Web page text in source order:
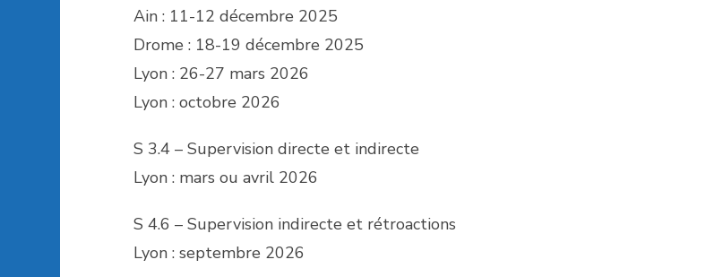
Ain : 11-12 décembre 2025
Drome : 18-19 décembre 2025
Lyon : 26-27 mars 2026
Lyon : octobre 2026
S 3.4 – Supervision directe et indirecte
Lyon : mars ou avril 2026
S 4.6 – Supervision indirecte et rétroactions
Lyon : septembre 2026